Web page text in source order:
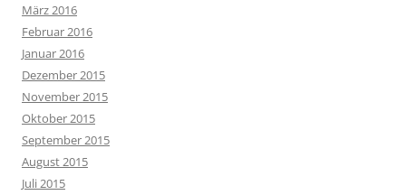
März 2016
Februar 2016
Januar 2016
Dezember 2015
November 2015
Oktober 2015
September 2015
August 2015
Juli 2015